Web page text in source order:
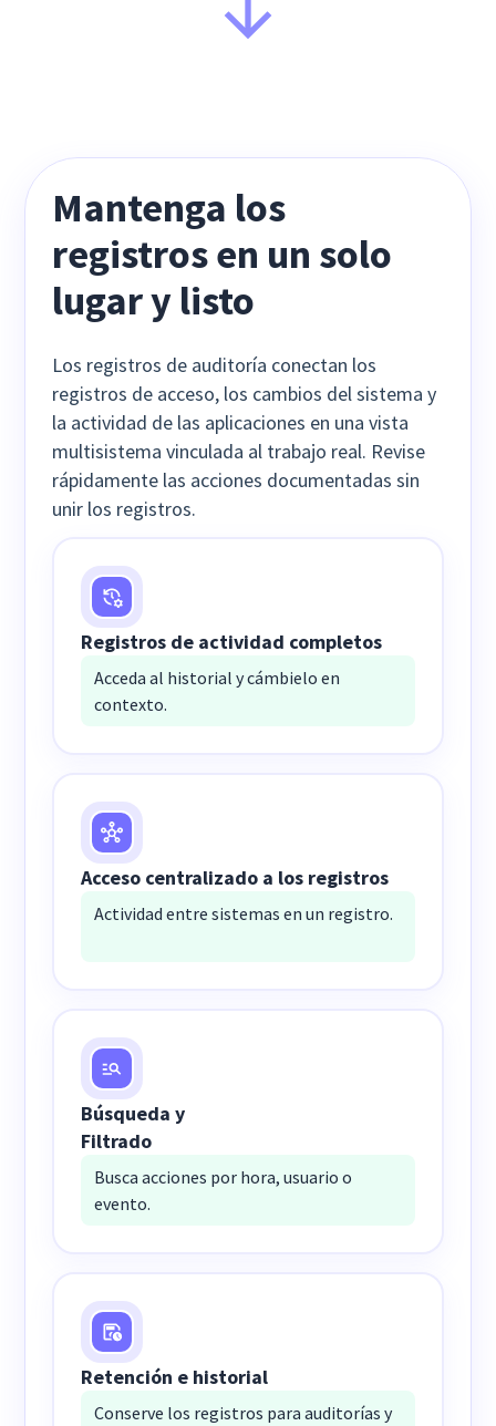
Mantenga los
registros en un solo
lugary listo
Los registros de auditoría conectan los
registros de acceso, los cambios del sistema y
la actividad de las aplicaciones en una vista
multisistema vinculada al trabajo real. Revise
rápidamente las acciones documentadas sin
unir los registros.
Registros de actividad completos
Acceda al historial y cámbielo en
contexto.
Acceso centralizado a los registros
Actividad entre sistemas en un registro.
Búsqueda y
Filtrado
Busca acciones por hora, usuario o
evento.
Retención e historial
Conserve los registros para auditorías y